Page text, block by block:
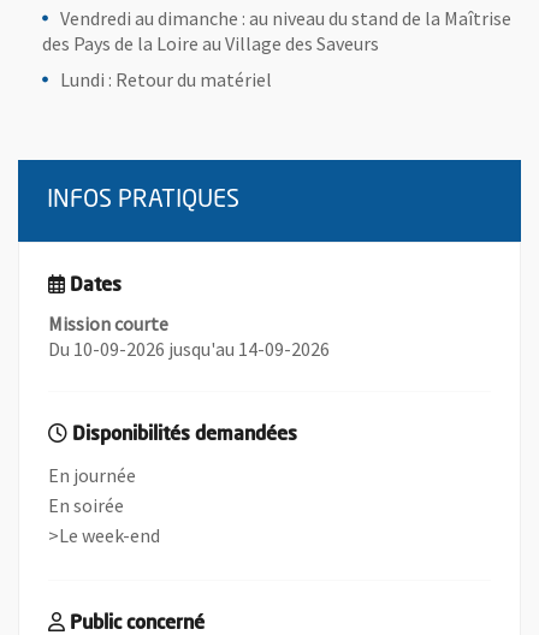
Vendredi au dimanche : au niveau du stand de la Maîtrise
des Pays de la Loire au Village des Saveurs
Lundi : Retour du matériel
INFOS PRATIQUES
Dates
Mission courte
Du 10-09-2026 jusqu'au 14-09-2026
Disponibilités demandées
En journée
En soirée
>Le week-end
Public concerné